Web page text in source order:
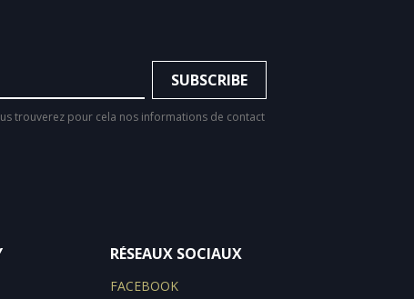
trouverez pour cela nos informations de contact
RÉSEAUX SOCIAUX
FACEBOOK